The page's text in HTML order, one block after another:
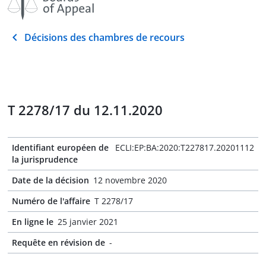
Décisions des chambres de recours
T 2278/17 du 12.11.2020
Identifiant européen de
la jurisprudence
ECLI:EP:BA:2020:T227817.20201112
Date de la décision 12 novembre 2020
Numéro de l'affaire T 2278/17
En ligne le 25 janvier 2021
Requête en révision de -